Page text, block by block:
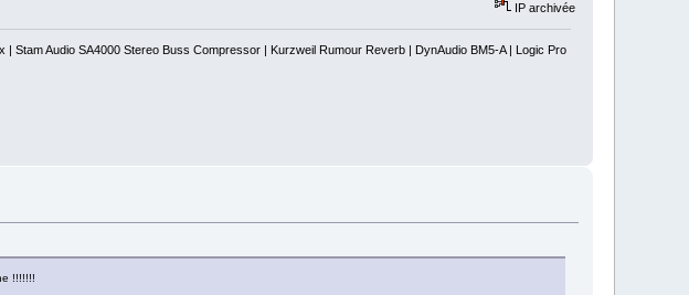
IP archivée
Stam Audio SA4000 Stereo Buss Compressor | Kurzweil Rumour Reverb | DynAudio BM5-A | Logic Pro
!!!!!!!